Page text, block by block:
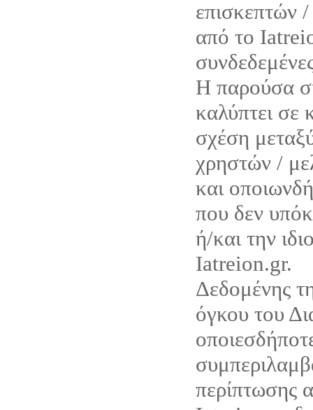
επισκεπτών
από το
Η παρούσα
καλύπτει σε
σχέση
χρηστών /
και
που δεν
ή/και την
Iatreion.gr.
Δεδομένης
όγκου του
περίπτωσης